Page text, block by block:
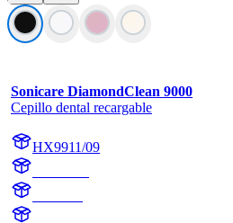
Sonicare DiamondClean 9000
Cepillo dental recargable
HX9911/09